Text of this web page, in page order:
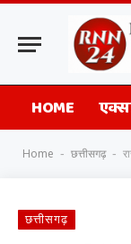
HOME
Home - छत्तीसगढ़ -
छत्तीसगढ़